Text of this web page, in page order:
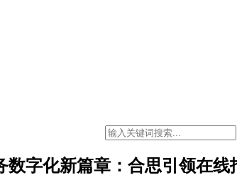
数字化新篇章：合思引领在线